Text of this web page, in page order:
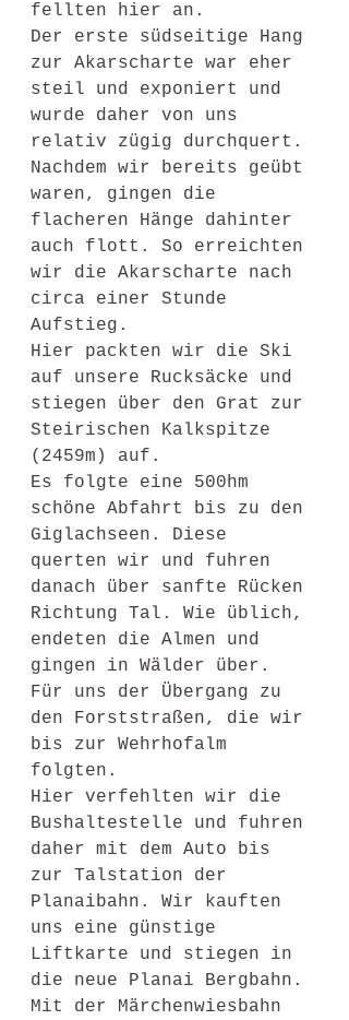
fellten hier an.
Der erste südseitige Hang
zur Akarscharte war eher
steil und exponiert und
wurde daher von uns
relativ zügig durchquert.
Nachdem wir bereits geübt
waren, gingen die
flacheren Hänge dahinter
auch flott. So erreichten
wir die Akarscharte nach
circa einer Stunde
Aufstieg.
Hier packten wir die Ski
auf unsere Rucksäcke und
stiegen über den Grat zur
Steirischen Kalkspitze
(2459m) auf.
Es folgte eine 500hm
schöne Abfahrt bis zu den
Giglachseen. Diese
querten wir und fuhren
danach über sanfte Rücken
Richtung Tal. Wie üblich,
endeten die Almen und
gingen in Wälder über.
Für uns der Übergang zu
den Forststraßen, die wir
bis zur Wehrhofalm
folgten.
Hier verfehlten wir die
Bushaltestelle und fuhren
daher mit dem Auto bis
zur Talstation der
Planaibahn. Wir kauften
uns eine günstige
Liftkarte und stiegen in
die neue Planai Bergbahn.
Mit der Märchenwiesbahn